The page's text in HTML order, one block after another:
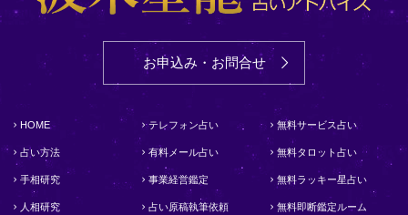
お申込み・お問合せ
HOME
占い方法
手相研究
人相研究
テレフォン占い
有料メール占い
事業経営鑑定
占い原稿執筆依頼
無料サービス占い
無料タロット占い
無料ラッキー星占い
無料即断鑑定ルーム